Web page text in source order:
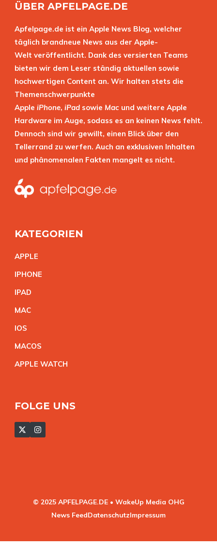
ÜBER APFELPAGE.DE
Apfelpage.de ist ein Apple News Blog, welcher
täglich brandneue News aus der Apple-
Welt veröffentlicht. Dank des versierten Teams
bieten wir dem Leser ständig aktuellen sowie
hochwertigen Content an. Wir halten stets die
Themenschwerpunkte
Apple iPhone, iPad sowie Mac und weitere Apple
Hardware im Auge, sodass es an keinen News fehlt.
Dennoch sind wir gewillt, einen Blick über den
Tellerrand zu werfen. Auch an exklusiven Inhalten
und phänomenalen Fakten mangelt es nicht.
KATEGORIEN
APPLE
IPHONE
IPAD
MAC
IOS
MACOS
APPLE WATCH
FOLGE UNS
© 2025 APFELPAGE.DE • WakeUp Media OHG
News FeedDatenschutzImpressum